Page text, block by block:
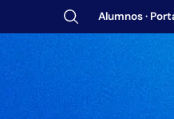
Alumnos ·
Tu folleto se ha enviado
Encuéntralo en tu bandeja de
Abrir folleto